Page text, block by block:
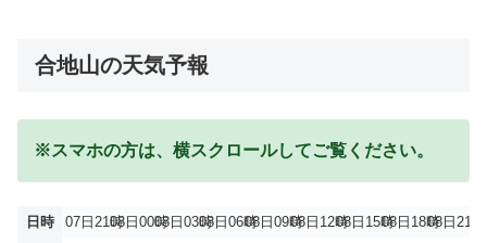
合地山の天気予報
※スマホの方は、横スクロールしてご覧ください。
日時 07日21時08日00時08日03時08日06時08日09時08日12時08日15時08日18時08日21時